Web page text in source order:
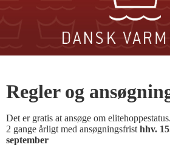
Regler og
Det er gratis at ansøge om
2 gange årligt med ansøgningsfrist hhv.
september